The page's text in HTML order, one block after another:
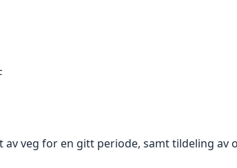
veg for en gitt periode, samt tildeling av